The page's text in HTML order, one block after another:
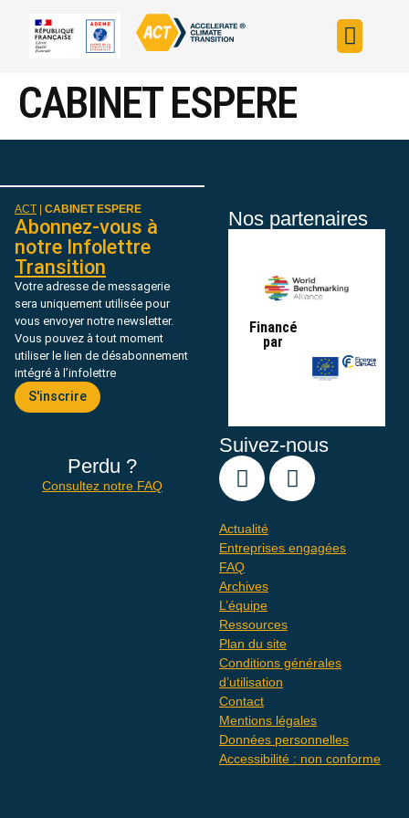
CABINET ESPERE
ACT CABINET ESPERE
Abonnez-vous à
notre Infolettre
Transition
Votre adresse de messagerie
sera uniquement utilisée pour
vous envoyer notre newsletter.
Vous pouvez à tout moment
utiliser le lien de désabonnement
intégré à l’infolettre
S'inscrire
Perdu ?
Consultez notre FAQ
Nos partenaires
Financé
par
Suivez-nous
Actualité
Entreprises engagées
FAQ
Archives
L’équipe
Ressources
Plan du site
Conditions générales
d’utilisation
Contact
Mentions légales
Données personnelles
Accessibilité : non conforme